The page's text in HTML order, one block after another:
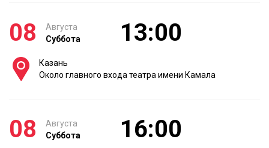
08
Августа
Суббота
13:00
Казань
Около главного входа театра имени Камала
08
Августа
Суббота
16:00